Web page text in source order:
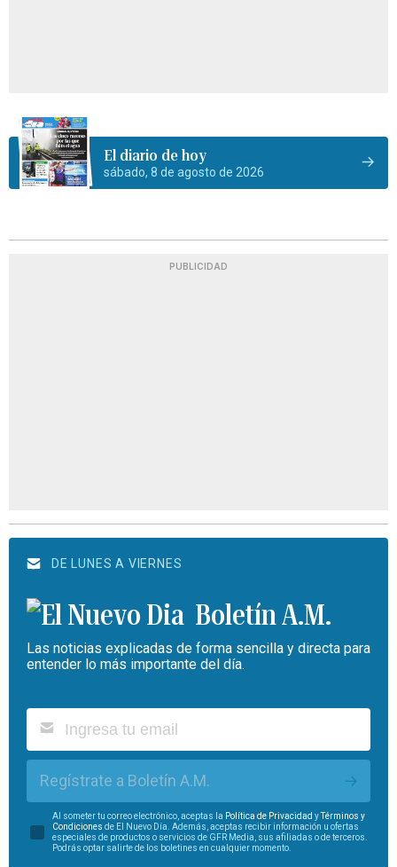
El diario de hoy
sábado, 8 de agosto de 2026
PUBLICIDAD
DE LUNES A VIERNES
Boletín A.M.
Las noticias explicadas de forma sencilla y directa para
entender lo más importante del día.
Regístrate a Boletín A.M.
Al someter tu correo electrónico, aceptas la Política de Privacidad yTérminos y
Condiciones de El Nuevo Día. Además, aceptas recibir información u ofertas
especiales de productos o servicios de GFR Media, sus afiliadas o de terceros.
Podrás optar salirte de los boletines en cualquier momento.